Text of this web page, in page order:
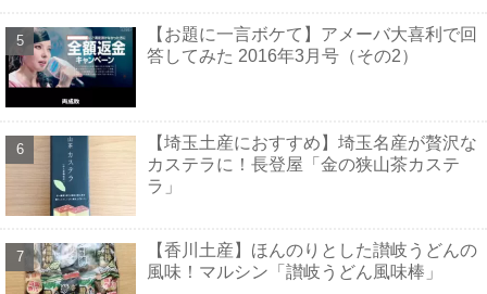
【お題に一言ボケて】アメーバ大喜利で回
答してみた 2016年3月号（その2）
【埼玉土産におすすめ】埼玉名産が贅沢な
カステラに！長登屋「金の狭山茶カステ
ラ」
【香川土産】ほんのりとした讃岐うどんの
風味！マルシン「讃岐うどん風味棒」